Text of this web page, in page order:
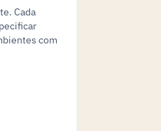
Cada
com